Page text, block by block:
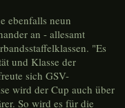
ebenfalls neun
an - allesamt
"Es
und Klasse der
sich GSV-
wird der Cup auch über
So wird es für die